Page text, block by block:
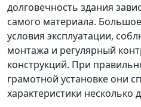
долговечность здания
самого материала.
условия эксплуатации,
монтажа и регулярный
конструкций. При
грамотной установке они
характеристики несколько